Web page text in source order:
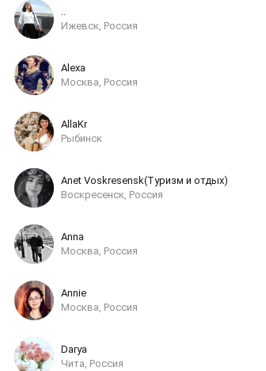
..
Ижевск, Россия
Alexa
Москва, Россия
AllaKr
Рыбинск
Anet Voskresensk(Туризм и отдых)
Воскресенск, Россия
Anna
Москва, Россия
Annie
Москва, Россия
Darya
Чита, Россия